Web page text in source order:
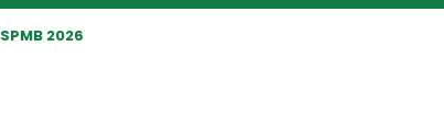
SPMB 2026